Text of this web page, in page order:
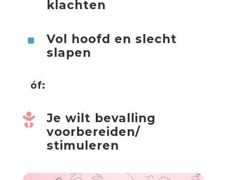
klachten
^
Vol hoofd en slecht
slapen
óf:

Je wilt bevalling
voorbereiden/
stimuleren